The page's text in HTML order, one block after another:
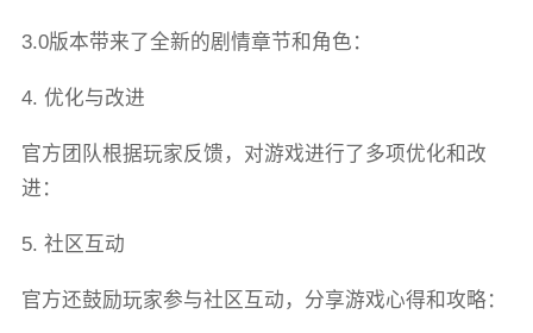
3.0版本带来了全新的剧情章节和角色：
4. 优化与改进
官方团队根据玩家反馈，对游戏进行了多项优化和改
进：
5. 社区互动
官方还鼓励玩家参与社区互动，分享游戏心得和攻略：